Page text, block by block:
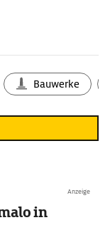
Synagoge, erbaut
Sie ist etwas
jüdischen
dienen, sofern
Bauwerke
Anzeige
in